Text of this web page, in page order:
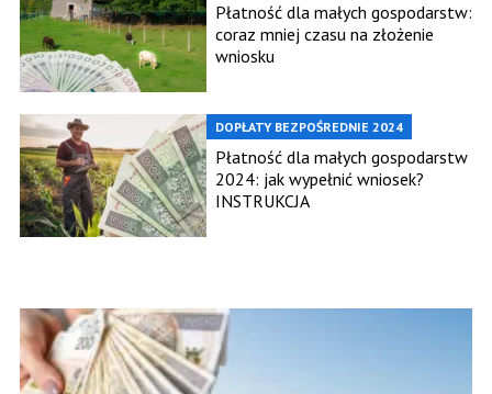
Płatność dla małych gospodarstw:
coraz mniej czasu na złożenie
wniosku
DOPŁATY BEZPOŚREDNIE 2024
Płatność dla małych gospodarstw
2024: jak wypełnić wniosek?
INSTRUKCJA